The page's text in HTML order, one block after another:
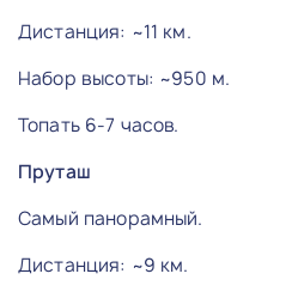
Дистанция: ~11 км.
Набор высоты: ~950 м.
Топать 6-7 часов.
Пруташ
Самый панорамный.
Дистанция: ~9 км.